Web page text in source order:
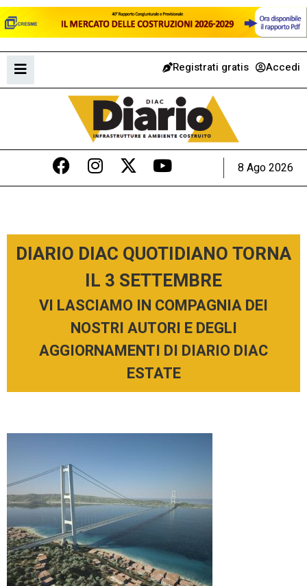
Registrati gratis Accedi
8 Ago 2026
DIARIO DIAC QUOTIDIANO TORNA
IL 3 SETTEMBRE
VI LASCIAMO IN COMPAGNIA DEI
NOSTRI AUTORI E DEGLI
AGGIORNAMENTI DI DIARIO DIAC
ESTATE